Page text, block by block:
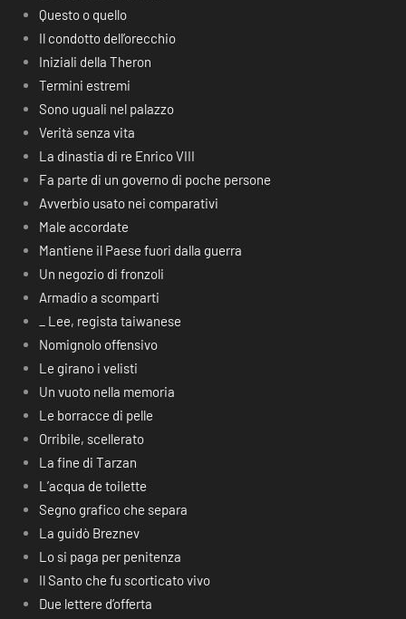
Questo o quello
Il condotto dell’orecchio
Iniziali della Theron
Termini estremi
Sono uguali nel palazzo
Verità senza vita
La dinastia di re Enrico VIII
Fa parte di un governo di poche persone
Avverbio usato nei comparativi
Male accordate
Mantiene il Paese fuori dalla guerra
Un negozio di fronzoli
Armadio a scomparti
_ Lee, regista taiwanese
Nomignolo offensivo
Le girano i velisti
Un vuoto nella memoria
Le borracce di pelle
Orribile, scellerato
La fine di Tarzan
L’acqua de toilette
Segno grafico che separa
La guidò Breznev
Lo si paga per penitenza
Il Santo che fu scorticato vivo
Due lettere d’offerta